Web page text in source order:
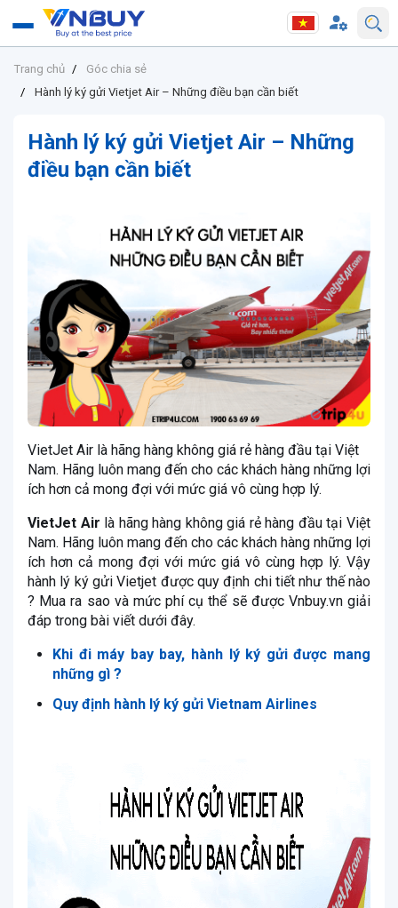
Trang chủ
Góc chia sẻ
Hành lý ký gửi Vietjet Air – Những điều bạn cần biết
Hành lý ký gửi Vietjet Air – Những
điều bạn cần biết
VietJet Air là hãng hàng không giá rẻ hàng đầu tại Việt
Nam. Hãng luôn mang đến cho các khách hàng những lợi
ích hơn cả mong đợi với mức giá vô cùng hợp lý.
VietJet Air là hãng hàng không giá rẻ hàng đầu tại Việt
Nam. Hãng luôn mang đến cho các khách hàng những lợi
ích hơn cả mong đợi với mức giá vô cùng hợp lý. Vậy
hành lý ký gửi Vietjet được quy định chi tiết như thế nào
? Mua ra sao và mức phí cụ thể sẽ được Vnbuy.vn giải
đáp trong bài viết dưới đây.
Khi đi máy bay bay, hành lý ký gửi được mang
những gì ?
Quy định hành lý ký gửi Vietnam Airlines